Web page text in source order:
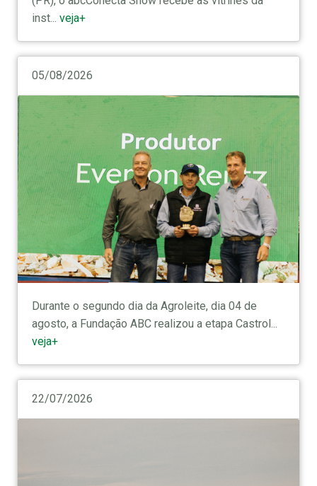
inst... veja+
05/08/2026
Durante o segundo dia da Agroleite, dia 04 de
agosto, a Fundação ABC realizou a etapa Castrol...
veja+
22/07/2026